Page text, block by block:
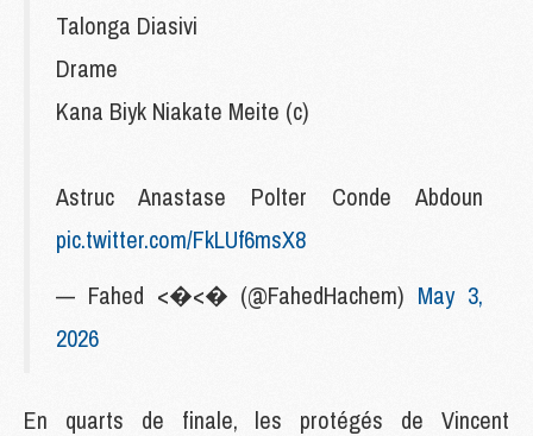
Talonga Diasivi
Drame
Kana Biyk Niakate Meite (c)
Astruc Anastase Polter Conde Abdoun
pic.twitter.com/FkLUf6msX8
— Fahed <�<� (@FahedHachem) May 3,
2026
En quarts de finale, les protégés de Vincent